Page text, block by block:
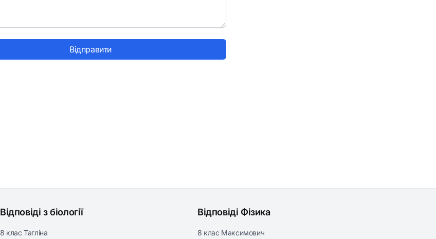
Відправити
Відповіді з біології
8 клас Тагліна
Відповіді Фізика
8 клас Максимович